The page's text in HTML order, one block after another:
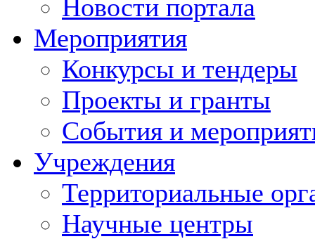
Новости портала
Мероприятия
Конкурсы и тендеры
Проекты и гранты
События и
Учреждения
Территориальные
Научные центры